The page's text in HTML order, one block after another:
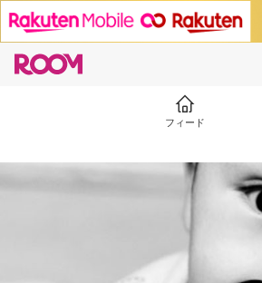
フィード